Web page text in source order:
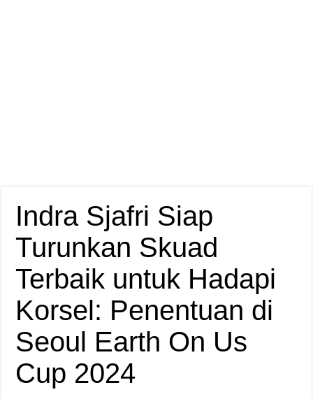
Indra Sjafri Siap
Turunkan Skuad
Terbaik untuk Hadapi
Korsel: Penentuan di
Seoul Earth On Us
Cup 2024